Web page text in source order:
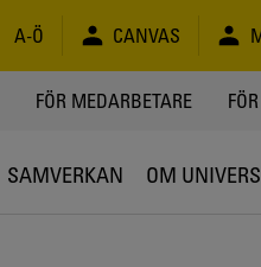
A-Ö CANVAS
FÖR MEDARBETARE
SAMVERKAN OM